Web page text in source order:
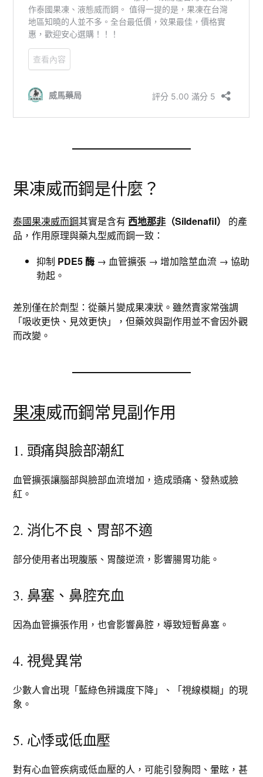
果凍威而鋼是什麼？
泰國果凍威而鋼其實是含有 西地那非 （Sildenafil）
的產
品，作用原理與藥丸型威而鋼一致：
抑制 PDE5 酶 → 血管擴張 → 增加陰莖血流 → 協助
勃起。
差別僅在於劑型：從藥片變成果凍狀。雖然賣家常強調
「吸收更快、見效更快」，但藥效與副作用並不會因外觀
而改變。
果凍威而鋼常見副作用
1. 頭痛與臉部潮紅
血管擴張讓腦部與臉部血流增加，造成頭痛、發熱或臉
紅。
2. 消化不良、胃部不適
部分使用者出現腹脹、胃酸逆流，影響腸胃功能。
3. 鼻塞、鼻腔充血
因為血管擴張作用，也會影響鼻腔，導致短暫鼻塞。
4. 視覺異常
少數人會出現「藍綠色辨識度下降」、「視線模糊」的現
象。
5. 心悸或低血壓
對有心血管疾病或低血壓的人，可能引發胸悶、暈眩，甚